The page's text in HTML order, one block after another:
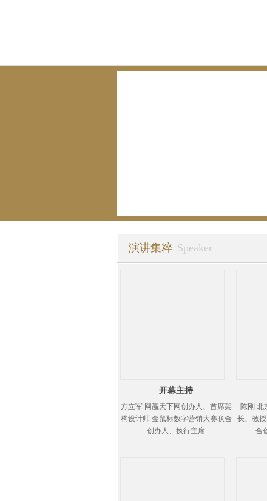
演讲集粹 Speaker
开幕主持
方立军 网赢天下网创办人、首席架
构设计师 金鼠标数字营销大赛联合
创办人、执行主席
陈刚 北
长、教
合